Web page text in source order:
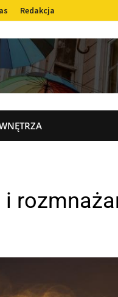
Redakcja
i